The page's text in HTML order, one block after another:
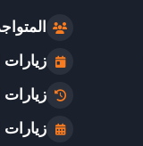
زيارات
زيارات